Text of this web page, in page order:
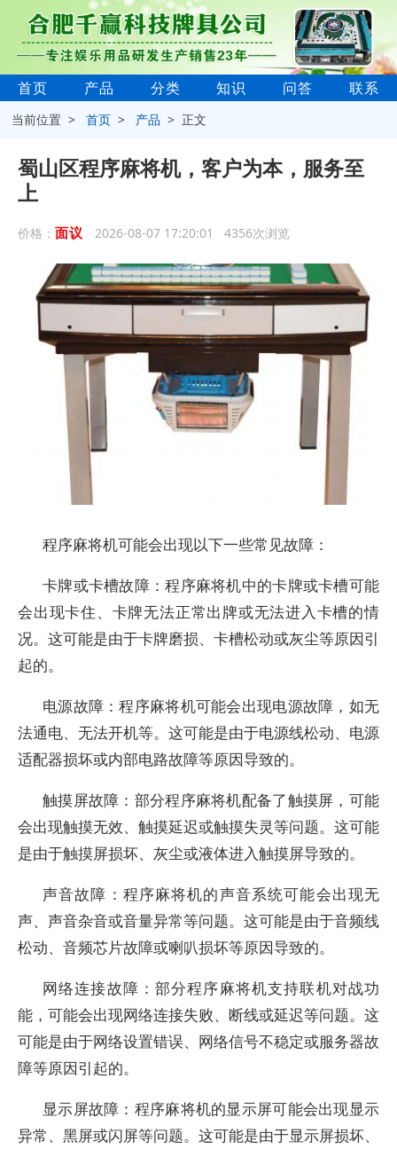
首页 产品 分类 知识 问答 联系
当前位置 >首页 > 产品 > 正文
蜀山区程序麻将机，客户为本，服务至
上
价格： 面议 2026-08-07 17:20:01 4356次浏览
程序麻将机可能会出现以下一些常见故障：
卡牌或卡槽故障：程序麻将机中的卡牌或卡槽可能
会出现卡住、卡牌无法正常出牌或无法进入卡槽的情
况。这可能是由于卡牌磨损、卡槽松动或灰尘等原因引
起的。
电源故障：程序麻将机可能会出现电源故障，如无
法通电、无法开机等。这可能是由于电源线松动、电源
适配器损坏或内部电路故障等原因导致的。
触摸屏故障：部分程序麻将机配备了触摸屏，可能
会出现触摸无效、触摸延迟或触摸失灵等问题。这可能
是由于触摸屏损坏、灰尘或液体进入触摸屏导致的。
声音故障：程序麻将机的声音系统可能会出现无
声、声音杂音或音量异常等问题。这可能是由于音频线
松动、音频芯片故障或喇叭损坏等原因导致的。
网络连接故障：部分程序麻将机支持联机对战功
能，可能会出现网络连接失败、断线或延迟等问题。这
可能是由于网络设置错误、网络信号不稳定或服务器故
障等原因引起的。
显示屏故障：程序麻将机的显示屏可能会出现显示
异常、黑屏或闪屏等问题。这可能是由于显示屏损坏、